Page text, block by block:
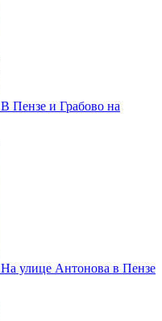
В Пензе и Грабово на
На улице Антонова в Пензе